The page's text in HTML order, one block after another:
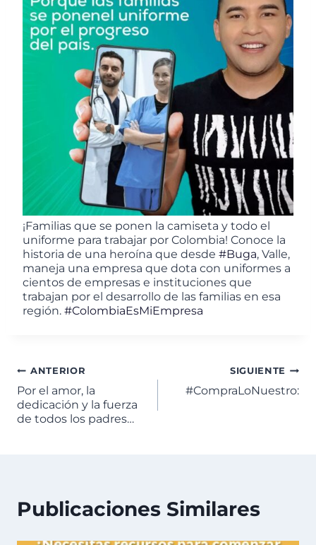
¡Familias que se ponen la camiseta y todo el
uniforme para trabajar por Colombia! Conoce la
historia de una heroína que desde #Buga, Valle,
maneja una empresa que dota con uniformes a
cientos de empresas e instituciones que
trabajan por el desarrollo de las familias en esa
región. #ColombiaEsMiEmpresa
ANTERIOR
Por el amor, la
dedicación y la fuerza
de todos los padres…
SIGUIENTE
#CompraLoNuestro:
Publicaciones Similares